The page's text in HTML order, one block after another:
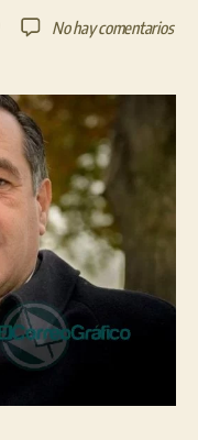
No hay comentariosen
que